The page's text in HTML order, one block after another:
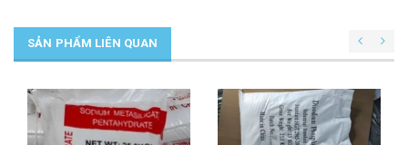
SẢN PHẨM LIÊN QUAN